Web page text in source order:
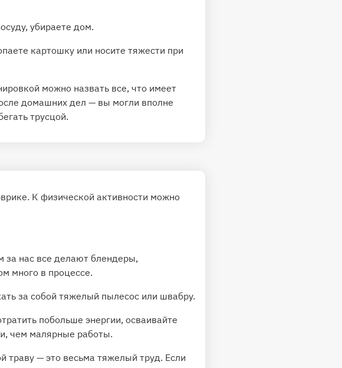
убираете дом.
картошку или носите тяжести при
можно назвать все, что имеет
домашних дел — вы могли вполне
трусцой.
К физической активности можно
за нас все делают блендеры,
много в процессе.
за собой тяжелый пылесос или швабру.
побольше энергии, осваивайте
чем малярные работы.
траву — это весьма тяжелый труд. Если